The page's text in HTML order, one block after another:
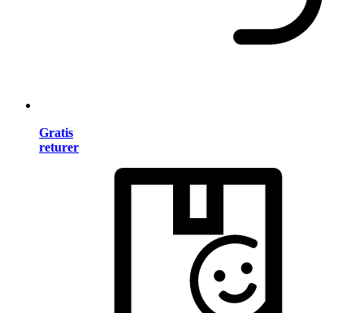
Gratis
returer